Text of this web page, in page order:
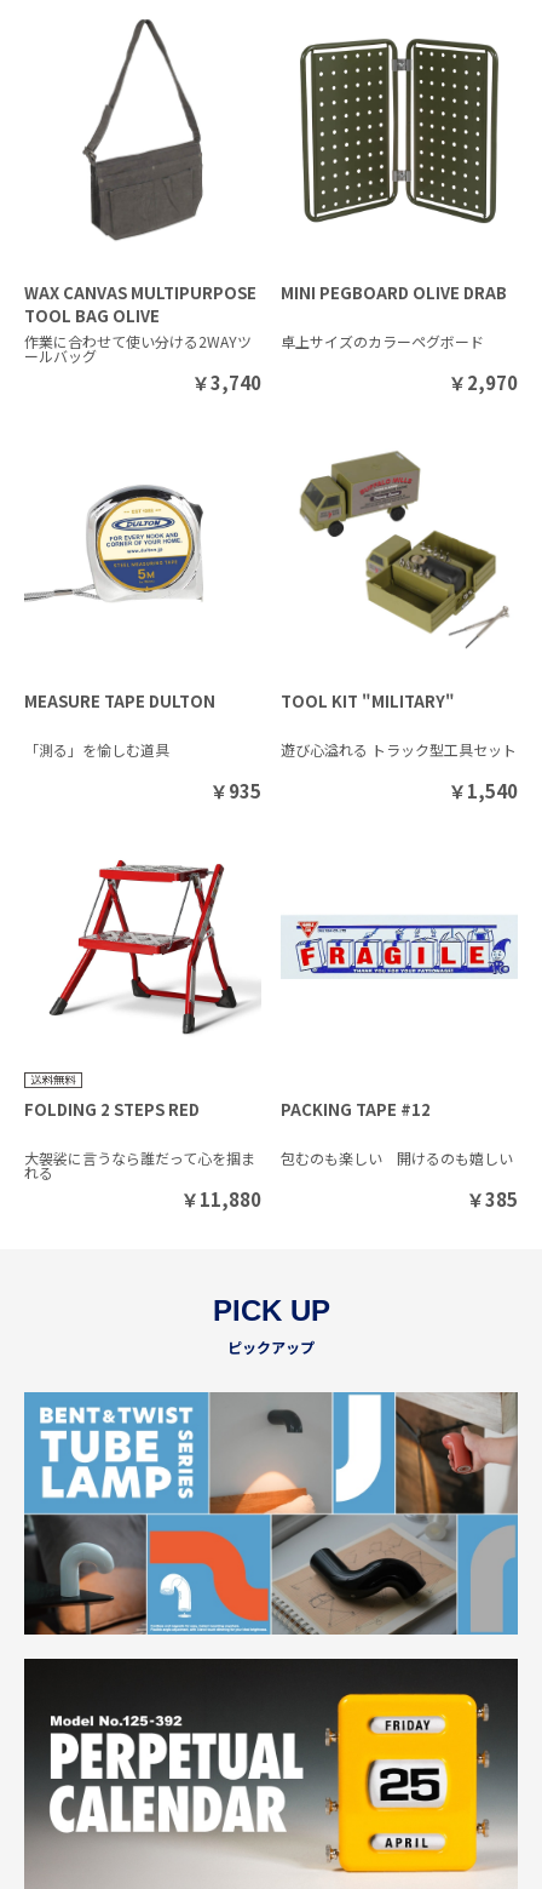
WAX CANVAS MULTIPURPOSE
TOOL BAG OLIVE
作業に合わせて使い分ける2WAYツ
ールバッグ
￥3,740
MINI PEGBOARD OLIVE DRAB
卓上サイズのカラーペグボード
￥2,970
MEASURE TAPE DULTON
「測る」を愉しむ道具
￥935
TOOL KIT "MILITARY"
遊び心溢れる トラック型工具セット
￥1,540
FOLDING 2 STEPS RED
大袈裟に言うなら誰だって心を掴ま
れる
￥11,880
PACKING TAPE #12
包むのも楽しい 開けるのも嬉しい
￥385
PICK UP
ピックアップ